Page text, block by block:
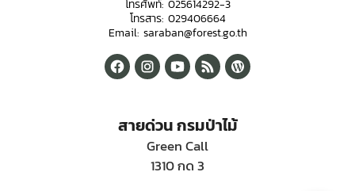
โทรศัพท์: 025614292-3
โทรสาร: 029406664
Email: saraban@forest.go.th
สายด่วน กรมป่าไม้
Green Call
1310 กด 3